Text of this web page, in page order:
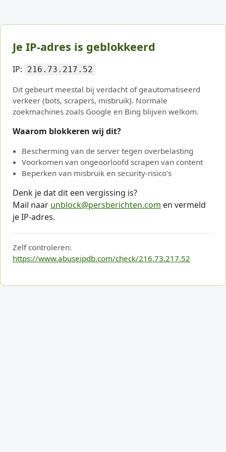
Je IP-adres is geblokkeerd
IP: 216.73.217.52
Dit gebeurt meestal bij verdacht of geautomatiseerd
verkeer (bots, scrapers, misbruik). Normale
zoekmachines zoals Google en Bing blijven welkom.
Waarom blokkeren wij dit?
Bescherming van de server tegen overbelasting
Voorkomen van ongeoorloofd scrapen van content
Beperken van misbruik en security-risico’s
Denk je dat dit een vergissing is?
Mail naar unblock@persberichten.com en vermeld
je IP-adres.
Zelf controleren:
https://www.abuseipdb.com/check/216.73.217.52